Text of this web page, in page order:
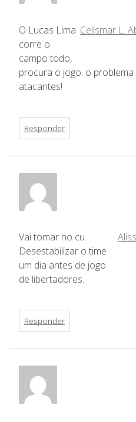
Celismar L.
O Lucas Lima
corre o
campo todo,
procura o jogo. o
atacantes!
Responder
Vai tomar no cu.
Desestabilizar o time
um dia antes de jogo
de libertadores.
Responder